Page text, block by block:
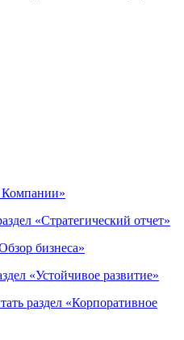
«Стратегический отчет»
бизнеса»
«Устойчивое развитие»
раздел «Корпоративное